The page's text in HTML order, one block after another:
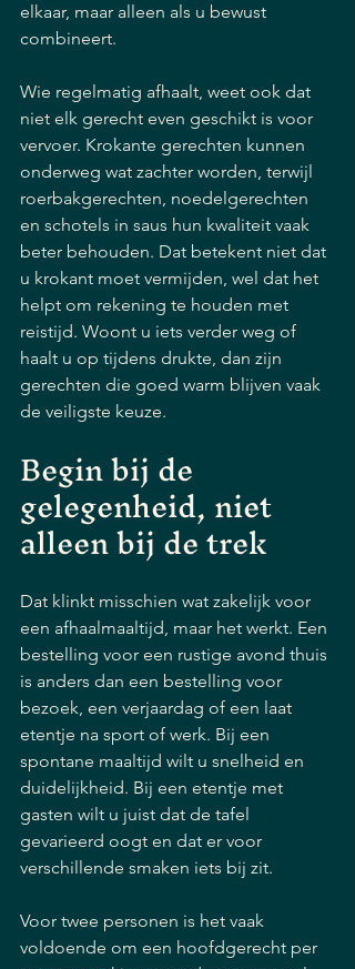
elkaar, maar alleen als u bewust
combineert.
Wie regelmatig afhaalt, weet ook dat
niet elk gerecht even geschikt is voor
vervoer. Krokante gerechten kunnen
onderweg wat zachter worden, terwijl
roerbakgerechten, noedelgerechten
en schotels in saus hun kwaliteit vaak
beter behouden. Dat betekent niet dat
u krokant moet vermijden, wel dat het
helpt om rekening te houden met
reistijd. Woont u iets verder weg of
haalt u op tijdens drukte, dan zijn
gerechten die goed warm blijven vaak
de veiligste keuze.
Begin bij de
gelegenheid, niet
alleen bij de trek
Dat klinkt misschien wat zakelijk voor
een afhaalmaaltijd, maar het werkt. Een
bestelling voor een rustige avond thuis
is anders dan een bestelling voor
bezoek, een verjaardag of een laat
etentje na sport of werk. Bij een
spontane maaltijd wilt u snelheid en
duidelijkheid. Bij een etentje met
gasten wilt u juist dat de tafel
gevarieerd oogt en dat er voor
verschillende smaken iets bij zit.
Voor twee personen is het vaak
voldoende om een hoofdgerecht per